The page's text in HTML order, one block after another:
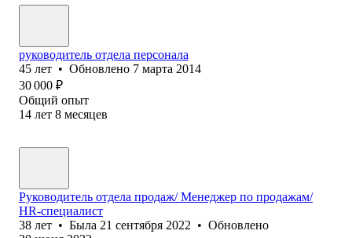
руководитель отдела персонала
45 лет • Обновлено 7 марта 2014
30 000 ₽
Общий опыт
14 лет 8 месяцев
Руководитель отдела продаж/ Менеджер по продажам/
HR-специалист
38 лет • Была 21 сентября 2022 • Обновлено